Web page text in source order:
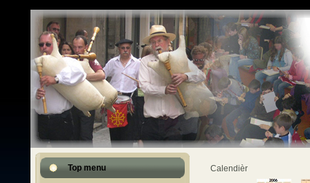
Top menu Calendièr